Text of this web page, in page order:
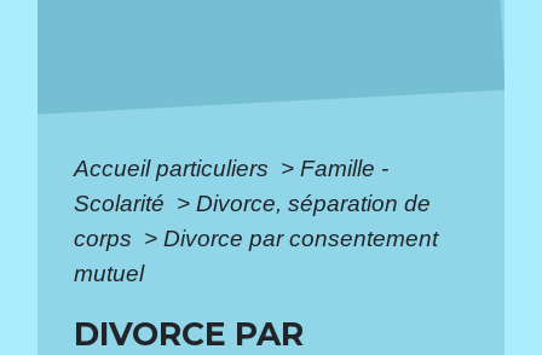
Accueil particuliers > Famille -
Scolarité > Divorce, séparation de
corps > Divorce par consentement
mutuel
DIVORCE PAR